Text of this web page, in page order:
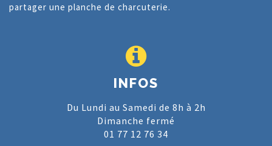
partager une planche de charcuterie.
INFOS
Du Lundi au Samedi de 8h à 2h
Dimanche fermé
01 77 12 76 34